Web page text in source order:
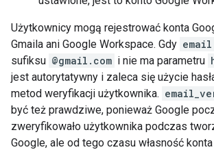
Użytkownicy mogą rejestrować konta
Gmaila ani Google Workspace. Gdy email
sufiksu @gmail.com i nie ma parametru
jest autorytatywny i zaleca się użycie
metod weryfikacji użytkownika.
być też prawdziwe, ponieważ Google
zweryfikowało użytkownika podczas
Google, ale od tego czasu własność